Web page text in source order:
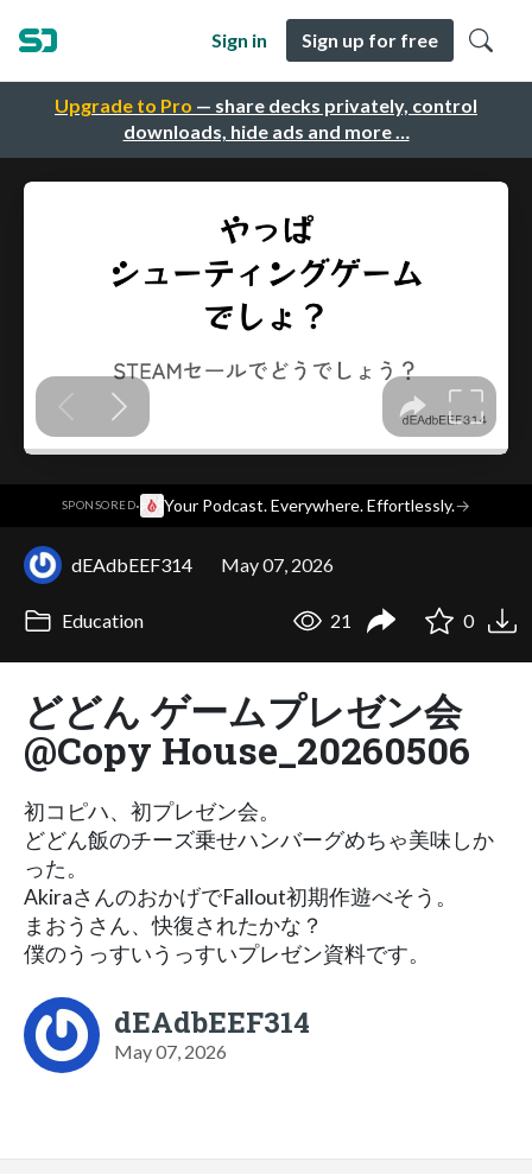
Upgrade to Pro — share decks privately, control
downloads, hide ads and more …
Sign in Sign up for free
SPONSORED· Your Podcast. Everywhere. Effortlessly.→
dEAdbEEF314 May 07, 2026
Education 21 0
どどん ゲームプレゼン会
@Copy House_20260506
初コピハ、初プレゼン会。
どどん飯のチーズ乗せハンバーグめちゃ美味しか
った。
AkiraさんのおかげでFallout初期作遊べそう。
まおうさん、快復されたかな？
僕のうっすいうっすいプレゼン資料です。
dEAdbEEF314
May 07, 2026